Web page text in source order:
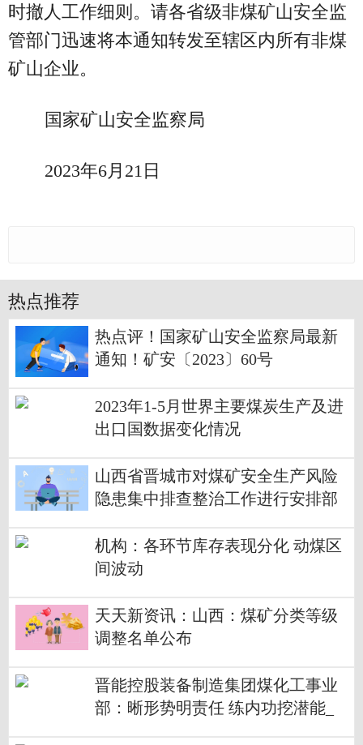
时撤人工作细则。请各省级非煤矿山安全监
管部门迅速将本通知转发至辖区内所有非煤
矿山企业。
国家矿山安全监察局
2023年6月21日
热点推荐
热点评！国家矿山安全监察局最新
通知！矿安〔2023〕60号
2023年1-5月世界主要煤炭生产及进
出口国数据变化情况
山西省晋城市对煤矿安全生产风险
隐患集中排查整治工作进行安排部
机构：各环节库存表现分化 动煤区
间波动
天天新资讯：山西：煤矿分类等级
调整名单公布
晋能控股装备制造集团煤化工事业
部：晰形势明责任 练内功挖潜能_